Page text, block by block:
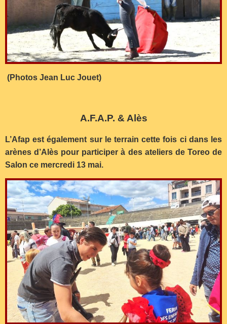
(Photos Jean Luc Jouet)
A.F.A.P. & Alès
L’Afap est également sur le terrain cette fois ci dans les
arènes d’Alès pour participer à des ateliers de Toreo de
Salon ce mercredi 13 mai.